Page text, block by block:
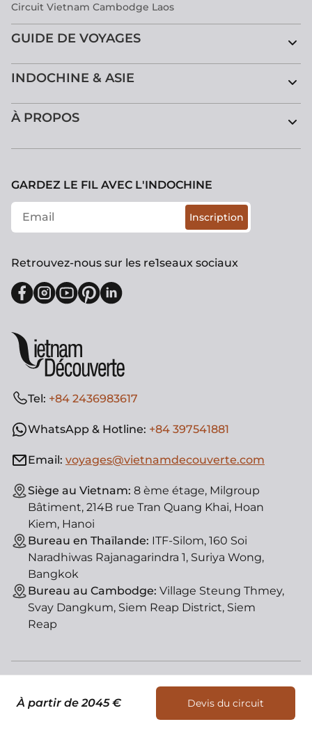
À partir de 2045 € Devis du circuit
Circuit Vietnam Cambodge Laos
GUIDE DE VOYAGES
INDOCHINE & ASIE
À PROPOS
Tel: +84 2436983617
WhatsApp & Hotline: +84 397541881
Email: voyages@vietnamdecouverte.com
Siège au Vietnam: 8 ème étage, Milgroup
Bâtiment, 214B rue Tran Quang Khai, Hoan
Kiem, Hanoi
Bureau en Thaïlande: ITF-Silom, 160 Soi
Naradhiwas Rajanagarindra 1, Suriya Wong,
Bangkok
Bureau au Cambodge: Village Steung Thmey,
Svay Dangkum, Siem Reap District, Siem
Reap
GARDEZ LE FIL AVEC L'INDOCHINE
Inscription
Retrouvez-nous sur les re1seaux sociaux
d'état : 01-182/2014/TCDL-GPLHQT